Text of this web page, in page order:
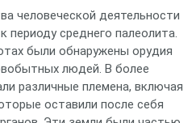
человеческой деятельности
среднего палеолита.
были обнаружены орудия
людей. В более
различные племена, включая
оставили после себя